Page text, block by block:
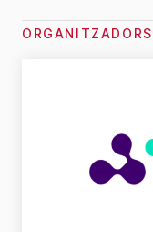
ORGANITZADORS